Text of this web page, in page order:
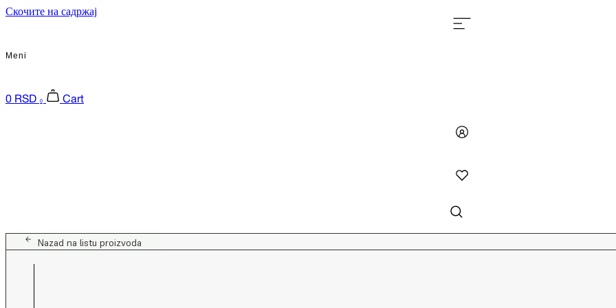
Скочите на садржај
Meni
0 RSD 0 Cart
Nazad na listu proizvoda